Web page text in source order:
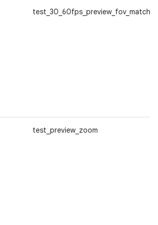
test_30_60fps_preview_fov_match
test_preview_zoom